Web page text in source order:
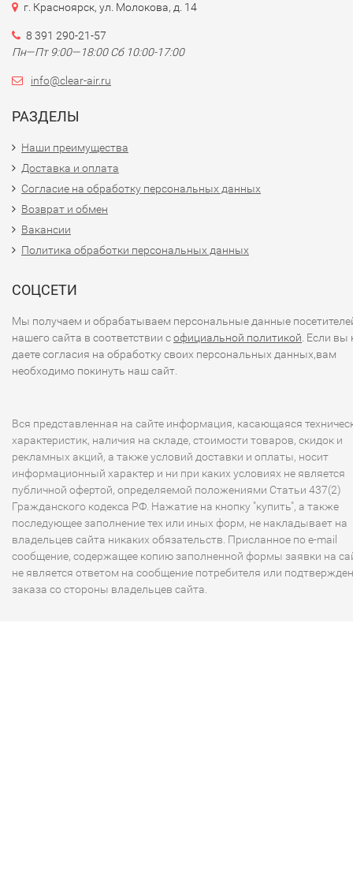
г. Красноярск, ул. Молокова, д. 14
8 391 290-21-57
Пн—Пт 9:00—18:00 Сб 10:00-17:00
info@clear-air.ru
РАЗДЕЛЫ
Наши преимущества
Доставка и оплата
Согласие на обработку персональных данных
Возврат и обмен
Вакансии
Политика обработки персональных данных
СОЦСЕТИ
Мы получаем и обрабатываем персональные данные
нашего сайта в соответствии софициальной политикой . Если вы
даете согласия на обработку своих персональных данных,вам
необходимо покинуть наш сайт.
Вся представленная на сайте информация, касающаяся
характеристик, наличия на складе, стоимости товаров, скидок и
рекламных акций, а также условий доставки и оплаты, носит
информационный характер и ни при каких условиях не является
публичной офертой, определяемой положениями Статьи 437(2)
Гражданского кодекса РФ. Нажатие на кнопку "купить", а также
последующее заполнение тех или иных форм, не накладывает на
владельцев сайта никаких обязательств. Присланное по e-mail
сообщение, содержащее копию заполненной формы заявки на
не является ответом на сообщение потребителя или
заказа со стороны владельцев сайта.